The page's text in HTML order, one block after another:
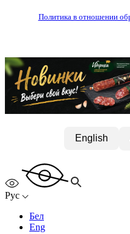
Политика в отношении
English
Рус
Бел
Eng